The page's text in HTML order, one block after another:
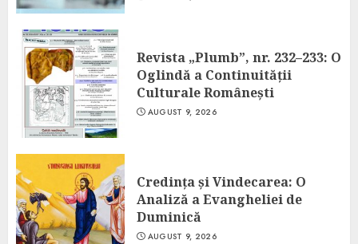
Revista „Plumb”, nr. 232–233: O
Oglindă a Continuității
Culturale Românești
AUGUST 9, 2026
Credința și Vindecarea: O
Analiză a Evangheliei de
Duminică
AUGUST 9, 2026